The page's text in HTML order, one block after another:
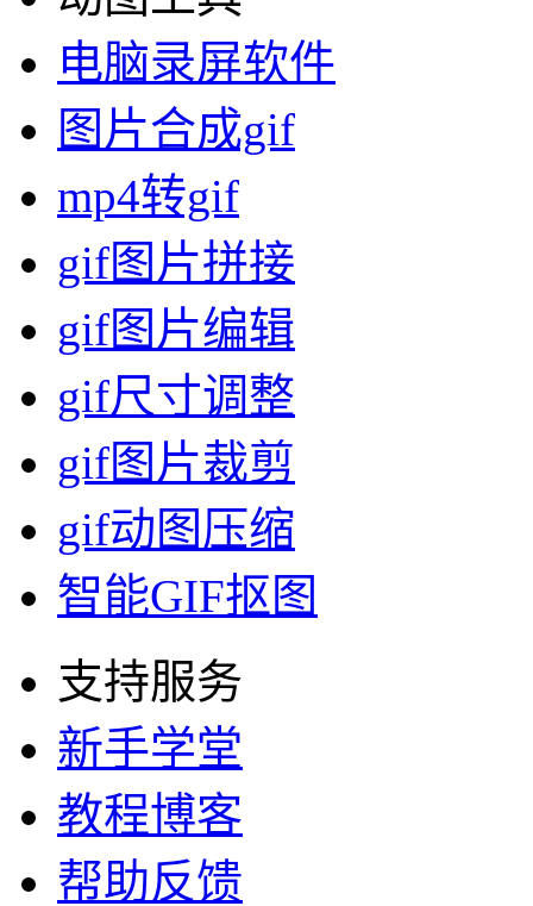
扫码关注公众号
动图工具
电脑录屏软件
图片合成gif
mp4转gif
gif图片拼接
gif图片编辑
gif尺寸调整
gif图片裁剪
gif动图压缩